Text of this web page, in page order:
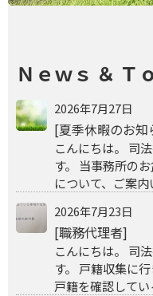
Ｎｅｗｓ ＆ Ｔ
2026年7月27日
[夏季休暇のお知
こんにちは。 司
す。 当事務所の
について、ご案内
2026年7月23日
[職務代理者]
こんにちは。 司
す。 戸籍収集に
戸籍を確認してい